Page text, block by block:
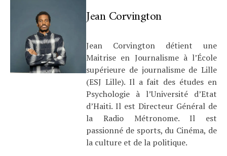
Jean Corvington
Jean Corvington détient une
Maitrise en Journalisme à l’École
supérieure de journalisme de Lille
(ESJ Lille). Il a fait des études en
Psychologie à l’Université d’Etat
d’Haiti. Il est Directeur Général de
la Radio Métronome. Il est
passionné de sports, du Cinéma, de
la culture et de la politique.